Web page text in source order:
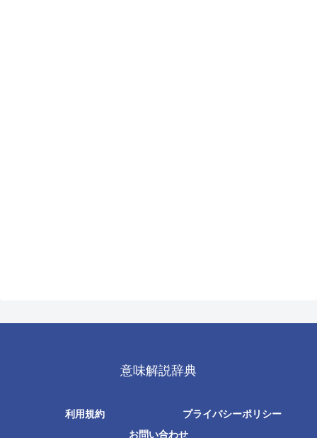
意味解説辞典
利用規約
プライバシーポリシー
お問い合わせ